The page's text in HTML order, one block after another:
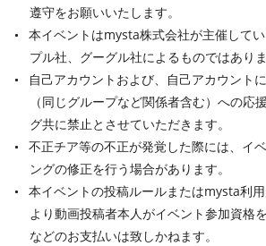
遵守をお願いいたします。
本イベントはmysta株式会社が主催して
プル社、グーグル社によるものではありま
自己アカウントおよび、自己アカウント
（同じグループなど関係者含む）への応
グ共に禁止とさせていただきます。
不正チア等の不正が発覚した際には、イ
ングの修正を行う場合があります。
本イベントの投稿ルールまたはmysta利
より動画投稿者本人がイベント参加資格
などのお支払いは致しかねます。